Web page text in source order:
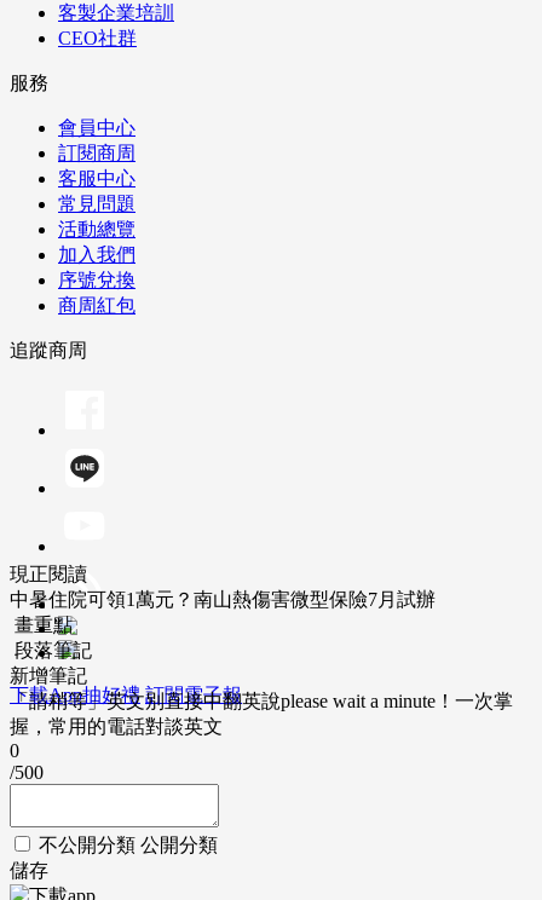
客製企業培訓
CEO社群
服務
會員中心
訂閱商周
客服中心
常見問題
活動總覽
加入我們
序號兌換
商周紅包
追蹤商周
下載App抽好禮 訂閱電子報
現正閱讀
中暑住院可領1萬元？南山熱傷害微型保險7月試辦
畫重點
段落筆記
新增筆記
「請稍等」英文別直接中翻英說please wait a minute！一次掌
握，常用的電話對談英文
0
/500
不公開分類 公開分類
儲存